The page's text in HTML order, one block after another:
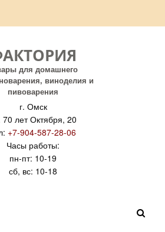
для домашнего
виноделия и
пивоварения
г. Омск
70 лет Октября, 20
+7-904-587-28-06
Часы работы:
пн-пт: 10-19
сб, вс: 10-18